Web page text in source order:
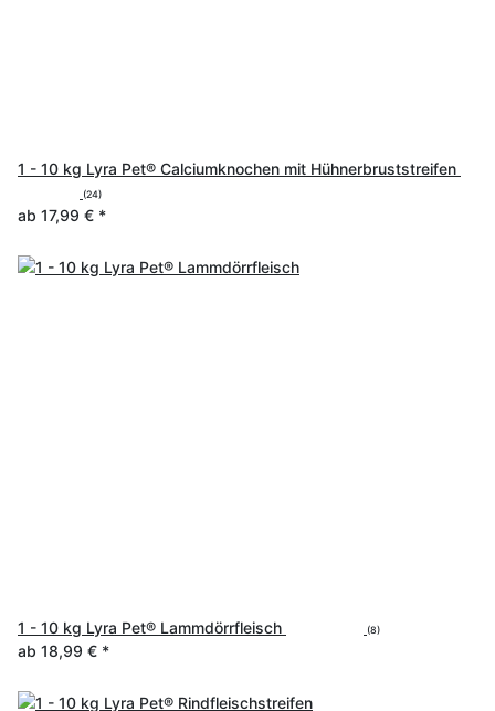
1 - 10 kg Lyra Pet® Calciumknochen mit Hühnerbruststreifen
(24)
ab 17,99 € *
1 - 10 kg Lyra Pet® Lammdörrfleisch (8)
ab 18,99 € *